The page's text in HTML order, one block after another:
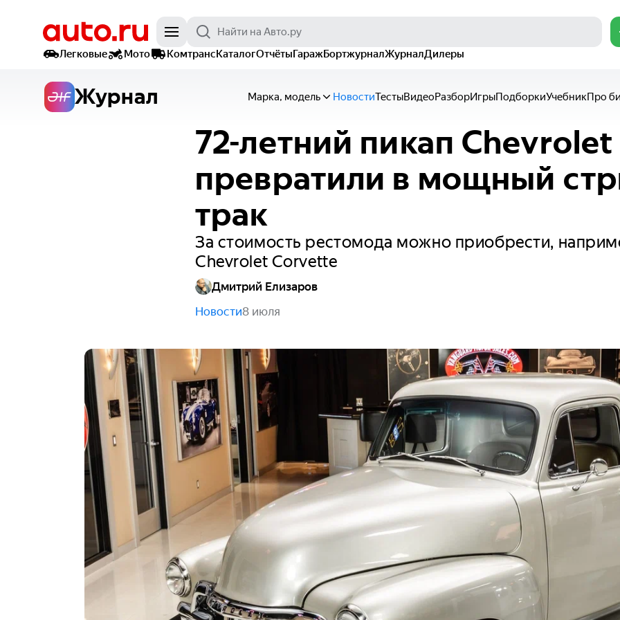
Легковые Мото КомтрансКаталогОтчётыГаражБортжурналЖурналДилеры
Журнал Марка, модель НовостиТестыВидеоРазборИгрыПодборкиУчебникПро
72-летний пикап Chevrolet
превратили в мощный
трак
За стоимость рестомода можно приобрести,
Chevrolet Corvette
Дмитрий Елизаров
Новости8 июля